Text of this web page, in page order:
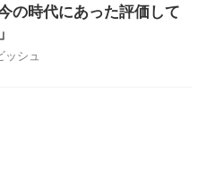
の時代にあった評価して
ッシュ